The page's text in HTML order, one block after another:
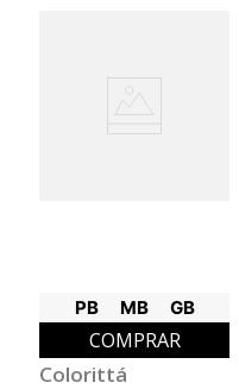
PB MB GB
COMPRAR
Colorittá